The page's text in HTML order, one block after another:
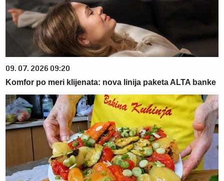
09. 07. 2026 09:20
Komfor po meri klijenata: nova linija paketa ALTA banke